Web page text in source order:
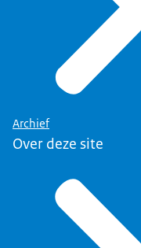
Archief
Over deze site